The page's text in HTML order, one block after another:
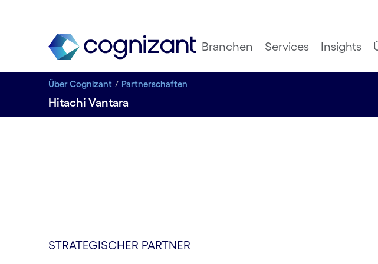
Branchen Services Insights
Über Cognizant Partnerschaften
Hitachi Vantara
STRATEGISCHER PARTNER